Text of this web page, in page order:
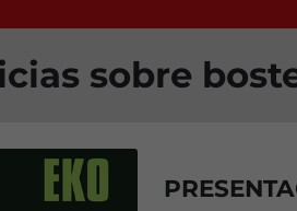
sobre